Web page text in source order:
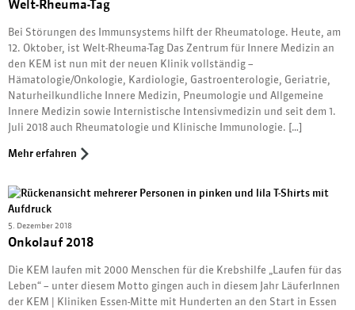
Welt-Rheuma-Tag
Bei Störungen des Immunsystems hilft der Rheumatologe. Heute, am
12. Oktober, ist Welt-Rheuma-Tag Das Zentrum für Innere Medizin an
den KEM ist nun mit der neuen Klinik vollständig –
Hämatologie/Onkologie, Kardiologie, Gastroenterologie, Geriatrie,
Naturheilkundliche Innere Medizin, Pneumologie und Allgemeine
Innere Medizin sowie Internistische Intensivmedizin und seit dem 1.
Juli 2018 auch Rheumatologie und Klinische Immunologie. […]
Mehr erfahren
5. Dezember 2018
Onkolauf 2018
Die KEM laufen mit 2000 Menschen für die Krebshilfe „Laufen für das
Leben“ – unter diesem Motto gingen auch in diesem Jahr LäuferInnen
der KEM | Kliniken Essen-Mitte mit Hunderten an den Start in Essen